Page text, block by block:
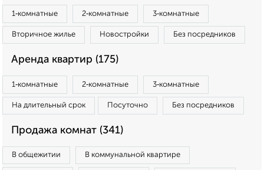
1‑комнатные 2‑комнатные 3‑комнатные
Вторичное жилье Новостройки Без посредников
Аренда квартир (175)
1‑комнатные 2‑комнатные 3‑комнатные
На длительный срок Посуточно Без посредников
Продажа комнат (341)
В общежитии В коммунальной квартире